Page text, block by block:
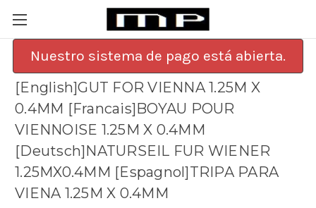
Nuestro sistema de pago está abierta.
[English]GUT FOR VIENNA 1.25M X
0.4MM [Francais]BOYAU POUR
VIENNOISE 1.25M X 0.4MM
[Deutsch]NATURSEIL FUR WIENER
1.25MX0.4MM [Espagnol]TRIPA PARA
VIENA 1.25M X 0.4MM